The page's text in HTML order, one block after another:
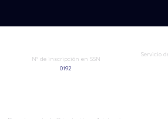
N° de inscripción en SSN
0192
Servicio